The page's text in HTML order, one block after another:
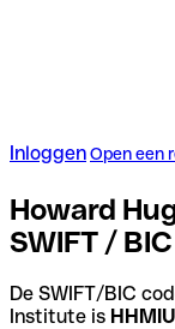
InloggenOpen een
Howard
SWIFT /
De SWIFT/BIC
Institute is